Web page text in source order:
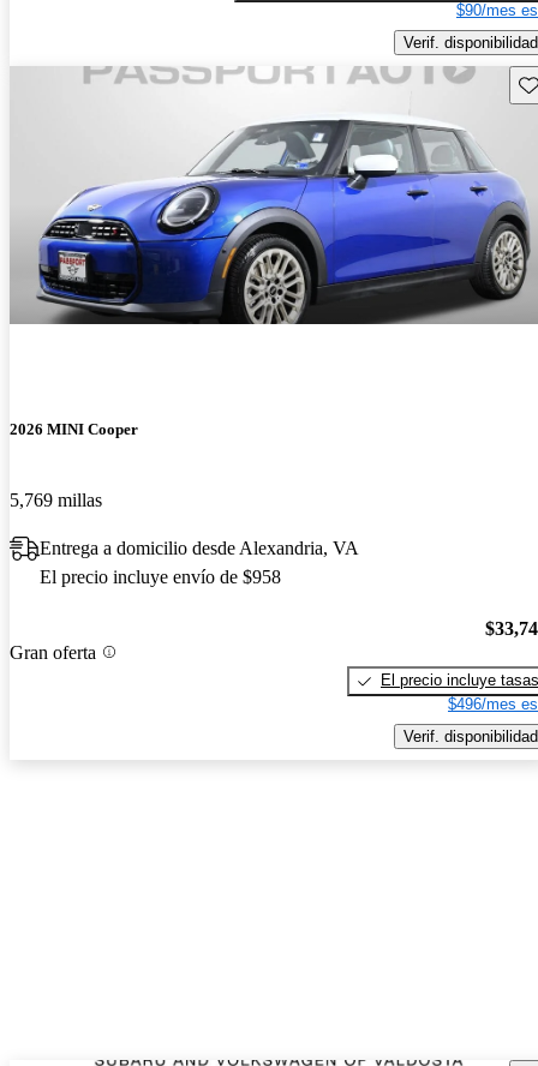
$90/mes
Verif. disponibilidad
2026 MINI Cooper
5,769 millas
Entrega a domicilio desde Alexandria, VA
El precio incluye envío de $958
Gran oferta
El precio incluye tasas
$496/mes
Verif. disponibilidad